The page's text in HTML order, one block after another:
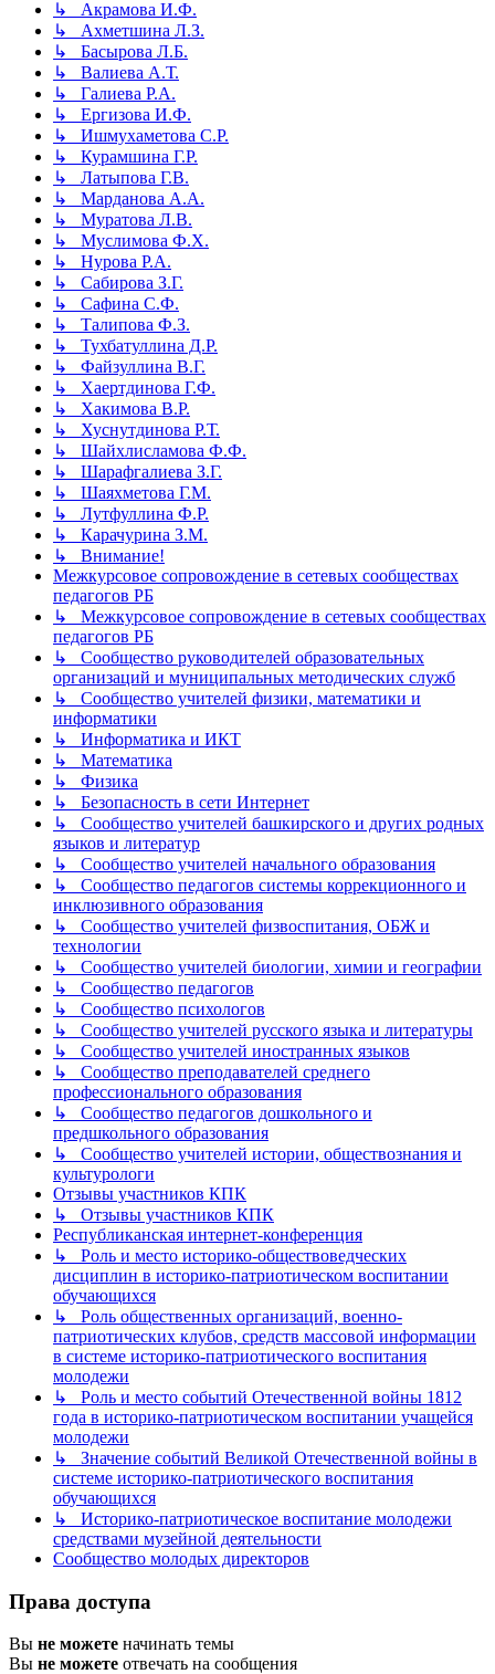
↳ Акрамова И.Ф.
↳ Ахметшина Л.З.
↳ Басырова Л.Б.
↳ Валиева А.Т.
↳ Галиева Р.А.
↳ Ергизова И.Ф.
↳ Ишмухаметова С.Р.
↳ Курамшина Г.Р.
↳ Латыпова Г.В.
↳ Марданова А.А.
↳ Муратова Л.В.
↳ Муслимова Ф.Х.
↳ Нурова Р.А.
↳ Сабирова З.Г.
↳ Сафина С.Ф.
↳ Талипова Ф.З.
↳ Тухбатуллина Д.Р.
↳ Файзуллина В.Г.
↳ Хаертдинова Г.Ф.
↳ Хакимова В.Р.
↳ Хуснутдинова Р.Т.
↳ Шайхлисламова Ф.Ф.
↳ Шарафгалиева З.Г.
↳ Шаяхметова Г.М.
↳ Лутфуллина Ф.Р.
↳ Карачурина З.М.
↳ Внимание!
Межкурсовое сопровождение в сетевых сообществах
педагогов РБ
↳ Межкурсовое сопровождение в сетевых сообществах
педагогов РБ
↳ Сообщество руководителей образовательных
организаций и муниципальных методических служб
↳ Сообщество учителей физики, математики и
информатики
↳ Информатика и ИКТ
↳ Математика
↳ Физика
↳ Безопасность в сети Интернет
↳ Сообщество учителей башкирского и других родных
языков и литератур
↳ Сообщество учителей начального образования
↳ Сообщество педагогов системы коррекционного и
инклюзивного образования
↳ Сообщество учителей физвоспитания, ОБЖ и
технологии
↳ Сообщество учителей биологии, химии и географии
↳ Сообщество педагогов
↳ Сообщество психологов
↳ Сообщество учителей русского языка и литературы
↳ Сообщество учителей иностранных языков
↳ Сообщество преподавателей среднего
профессионального образования
↳ Сообщество педагогов дошкольного и
предшкольного образования
↳ Сообщество учителей истории, обществознания и
культурологи
Отзывы участников КПК
↳ Отзывы участников КПК
Республиканская интернет-конференция
↳ Роль и место историко-обществоведческих
дисциплин в историко-патриотическом воспитании
обучающихся
↳ Роль общественных организаций, военно-
патриотических клубов, средств массовой информации
в системе историко-патриотического воспитания
молодежи
↳ Роль и место событий Отечественной войны 1812
года в историко-патриотическом воспитании учащейся
молодежи
↳ Значение событий Великой Отечественной войны в
системе историко-патриотического воспитания
обучающихся
↳ Историко-патриотическое воспитание молодежи
средствами музейной деятельности
Сообщество молодых директоров
Права доступа
Вы не можете начинать темы
Вы не можете отвечать на сообщения